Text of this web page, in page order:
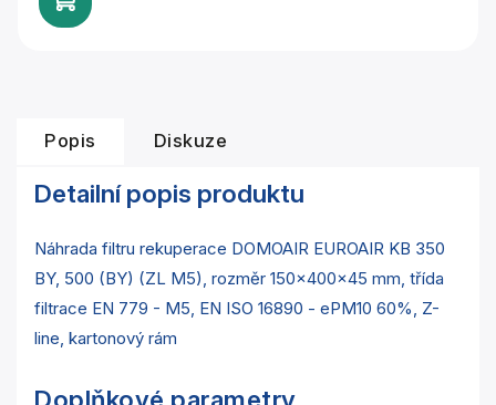
Popis Diskuze
Detailní popis produktu
Náhrada filtru rekuperace DOMOAIR EUROAIR KB 350
BY, 500 (BY) (ZL M5), rozměr 150x400x45 mm, třída
filtrace EN 779 - M5, EN ISO 16890 - ePM10 60%, Z-
line, kartonový rám
Doplňkové parametry